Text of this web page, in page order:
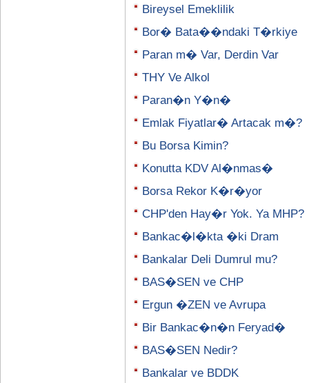
Bireysel Emeklilik
Bor� Bata��ndaki T�rkiye
Paran m� Var, Derdin Var
THY Ve Alkol
Paran�n Y�n�
Emlak Fiyatlar� Artacak m�?
Bu Borsa Kimin?
Konutta KDV Al�nmas�
Borsa Rekor K�r�yor
CHP'den Hay�r Yok. Ya MHP?
Bankac�l�kta �ki Dram
Bankalar Deli Dumrul mu?
BAS�SEN ve CHP
Ergun �ZEN ve Avrupa
Bir Bankac�n�n Feryad�
BAS�SEN Nedir?
Bankalar ve BDDK